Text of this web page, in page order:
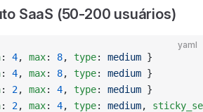
SaaS (50-200 usuários)
yaml
: 4, max: 8, type: medium }
: 4, max: 8, type: medium }
: 2, max: 4, type: medium }
: 2, max: 4, type: medium,